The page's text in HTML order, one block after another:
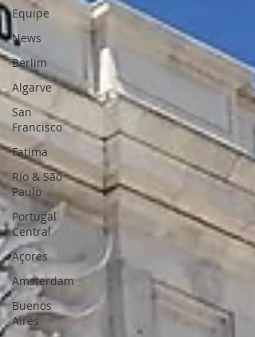
Equipe
News
Berlim
Algarve
San
Francisco
Fatima
Rio & São
Paulo
Portugal
Central
Açores
Amsterdam
Buenos
Aires